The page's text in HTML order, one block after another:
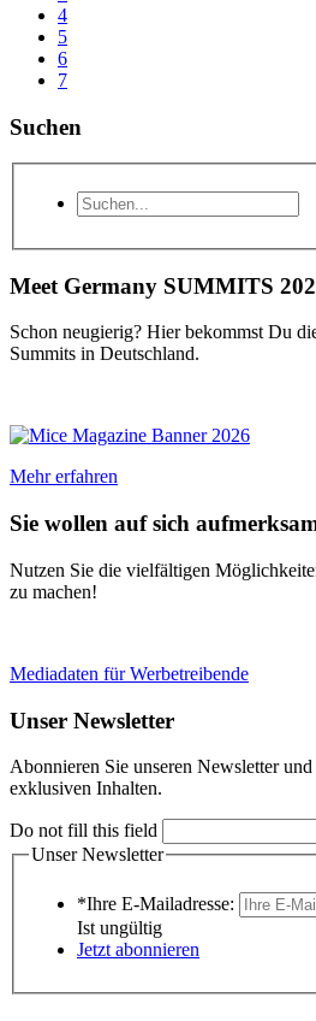
4
5
6
7
Suchen
Meet Germany SUMMITS
Schon neugierig? Hier bekommst Du
Summits in Deutschland.
Mehr erfahren
Sie wollen auf sich
Nutzen Sie die vielfältigen
zu machen!
Mediadaten für Werbetreibende
Unser Newsletter
Abonnieren Sie unseren Newsletter
exklusiven Inhalten.
Do not fill this field
Unser Newsletter
*Ihre E-Mailadresse:
Ist ungültig
Jetzt abonnieren